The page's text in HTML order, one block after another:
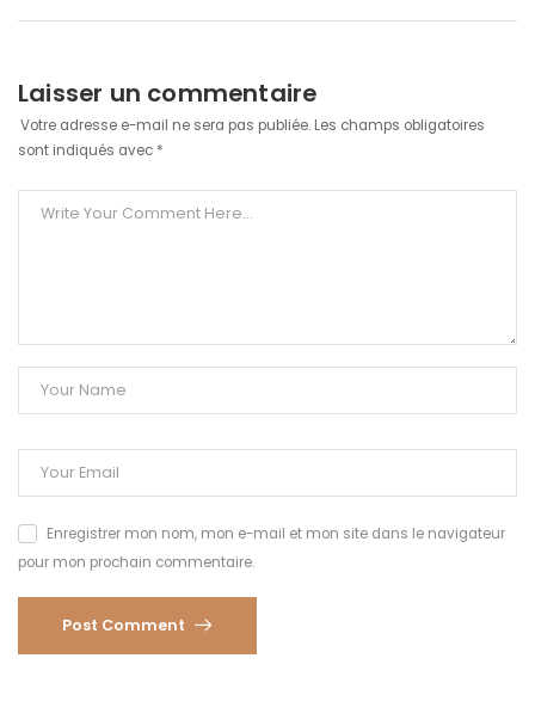
Laisser un commentaire
Votre adresse e-mail ne sera pas publiée. Les champs obligatoires
sont indiqués avec *
Enregistrer mon nom, mon e-mail et mon site dans le navigateur
pour mon prochain commentaire.
Post Comment